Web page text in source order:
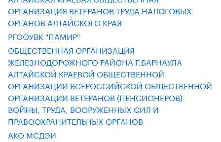
ОРГАНИЗАЦИЯ ВЕТЕРАНОВ ТРУДА НАЛОГОВЫХ
ОРГАНОВ АЛТАЙСКОГО КРАЯ
РГООУВК "ПАМИР"
ОБЩЕСТВЕННАЯ ОРГАНИЗАЦИЯ
ЖЕЛЕЗНОДОРОЖНОГО РАЙОНА Г.БАРНАУЛА
АЛТАЙСКОЙ КРАЕВОЙ ОБЩЕСТВЕННОЙ
ОРГАНИЗАЦИИ ВСЕРОССИЙСКОЙ ОБЩЕСТВЕННОЙ
ОРГАНИЗАЦИИ ВЕТЕРАНОВ (ПЕНСИОНЕРОВ)
ВОЙНЫ, ТРУДА, ВООРУЖЕННЫХ СИЛ И
ПРАВООХРАНИТЕЛЬНЫХ ОРГАНОВ
АКО МСДЭИ